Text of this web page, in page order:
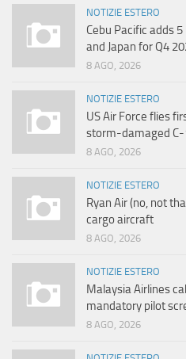
NOTIZIE ESTERO
Cebu Pacific adds
and Japan for Q4
8 AGO, 2026
NOTIZIE ESTERO
US Air Force flies
storm-damaged
8 AGO, 2026
NOTIZIE ESTERO
Ryan Air (no, not
cargo aircraft
8 AGO, 2026
NOTIZIE ESTERO
Malaysia Airlines
mandatory pilot
8 AGO, 2026